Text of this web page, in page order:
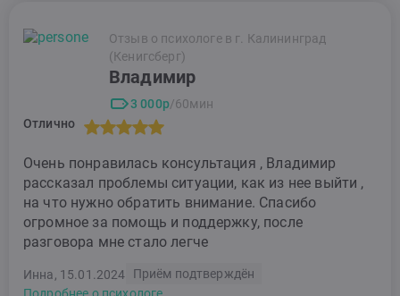
Отзыв о психологе в г. Калининград
(Кенигсберг)
Владимир
3 000р/60мин
Отлично
Очень понравилась консультация , Владимир
рассказал проблемы ситуации, как из нее выйти ,
на что нужно обратить внимание. Спасибо
огромное за помощь и поддержку, после
разговора мне стало легче
Инна, 15.01.2024
Приём подтверждён